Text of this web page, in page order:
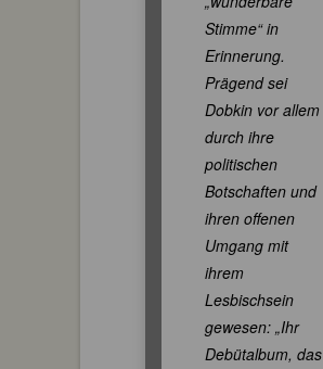
Stimme“ in
Erinnerung.
Prägend sei
Dobkin vor allem
durch ihre
politischen
Botschaften und
ihren offenen
Umgang mit
ihrem
Lesbischsein
gewesen: „Ihr
Debütalbum, das